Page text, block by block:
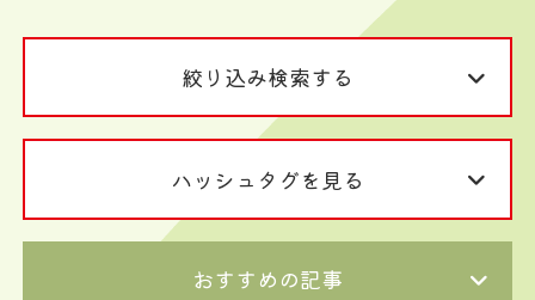
絞り込み検索する
ハッシュタグを見る
おすすめの記事